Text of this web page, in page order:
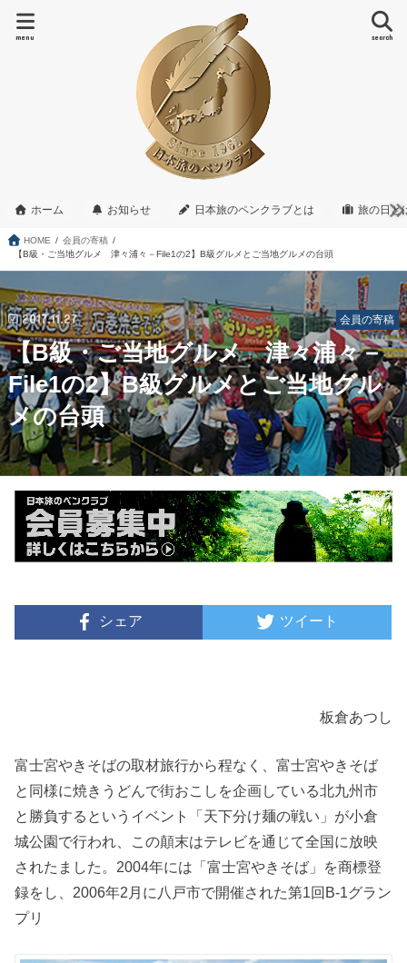
search
menu
ホーム お知らせ 日本旅のペンクラブとは 旅の日と
HOME
会員の寄稿
【B級・ご当地グルメ 津々浦々－File1の2】B級グルメとご当地グルメの台頭
会員の寄稿
2017.11.27
【B級・ご当地グルメ 津々浦々－
File1の2】B級グルメとご当地グル
メの台頭
シェア ツイート
板倉あつし
富士宮やきそばの取材旅行から程なく、富士宮やきそば
と同様に焼きうどんで街おこしを企画している北九州市
と勝負するというイベント「天下分け麺の戦い」が小倉
城公園で行われ、この顛末はテレビを通じて全国に放映
されたました。2004年には「富士宮やきそば」を商標登
録をし、2006年2月に八戸市で開催された第1回B-1グラン
プリ